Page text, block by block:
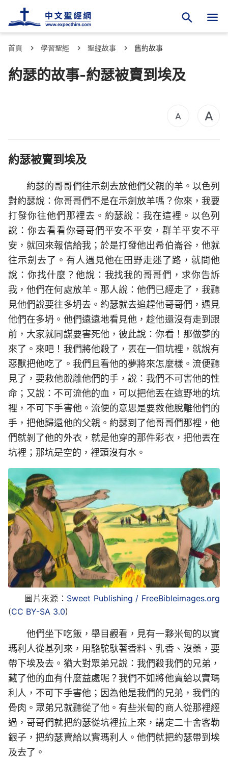
首頁 學習聖經 聖經故事 舊約故事
約瑟的故事-約瑟被賣到埃及
約瑟被賣到埃及
約瑟的哥哥們往示劍去放他們父親的羊。以色列
對約瑟說：你哥哥們不是在示劍放羊嗎？你來，我要
打發你往他們那裡去。約瑟說：我在這裡。以色列
說：你去看看你哥哥們平安不平安，群羊平安不平
安，就回來報信給我；於是打發他出希伯崙谷，他就
往示劍去了。有人遇見他在田野走迷了路，就問他
說：你找什麼？他說：我找我的哥哥們，求你告訴
我，他們在何處放羊。那人說：他們已經走了，我聽
見他們說要往多坍去。約瑟就去追趕他哥哥們，遇見
他們在多坍。他們遠遠地看見他，趁他還沒有走到跟
前，大家就同謀要害死他，彼此說：你看！那做夢的
來了。來吧！我們將他殺了，丟在一個坑裡，就說有
惡獸把他吃了。我們且看他的夢將來怎麼樣。流便聽
見了，要救他脫離他們的手，說：我們不可害他的性
命；又說：不可流他的血，可以把他丟在這野地的坑
裡，不可下手害他。流便的意思是要救他脫離他們的
手，把他歸還他的父親。約瑟到了他哥哥們那裡，他
們就剝了他的外衣，就是他穿的那件彩衣，把他丟在
坑裡；那坑是空的，裡頭沒有水。
圖片來源： Sweet Publishing / FreeBibleimages.org
(CC BY-SA 3.0)
他們坐下吃飯，舉目觀看，見有一夥米甸的以實
瑪利人從基列來，用駱駝馱著香料、乳香、沒藥，要
帶下埃及去。猶大對眾弟兄說：我們殺我們的兄弟，
藏了他的血有什麼益處呢？我們不如將他賣給以實瑪
利人，不可下手害他；因為他是我們的兄弟，我們的
骨肉。眾弟兄就聽從了他。有些米甸的商人從那裡經
過，哥哥們就把約瑟從坑裡拉上來，講定二十舍客勒
銀子，把約瑟賣給以實瑪利人。他們就把約瑟帶到埃
及去了。